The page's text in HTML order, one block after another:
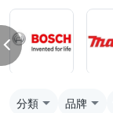
分類 品牌